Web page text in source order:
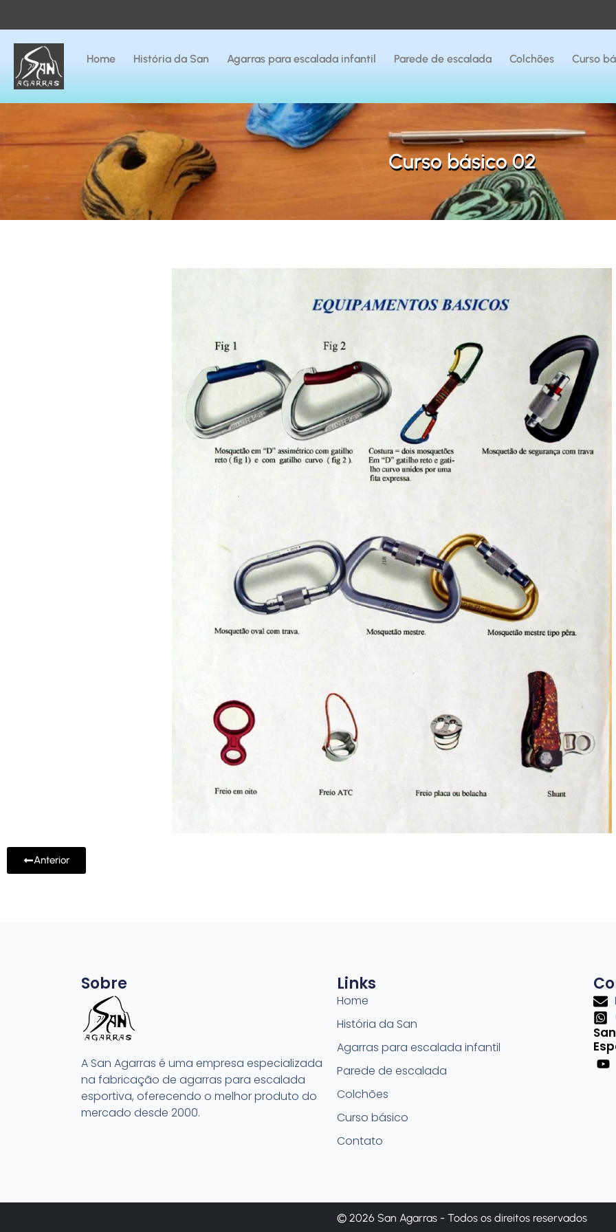
Home História da San Agarras para escalada infantil Parede de escalada Colchões Curso
Curso básico 02
Anterior
Sobre
A San Agarras é uma empresa especializada
na fabricação de agarras para escalada
esportiva, oferecendo o melhor produto do
mercado desde 2000.
Links
Home
História da San
Agarras para escalada infantil
Parede de escalada
Colchões
Curso básico
Contato
© 2026 San Agarras - Todos os direitos reservados